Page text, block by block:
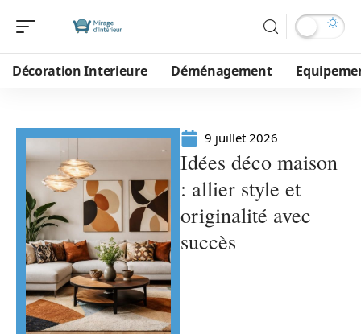
Décoration Interieure Déménagement
9 juillet 2026
Idées déco maison
: allier style et
originalité avec
succès